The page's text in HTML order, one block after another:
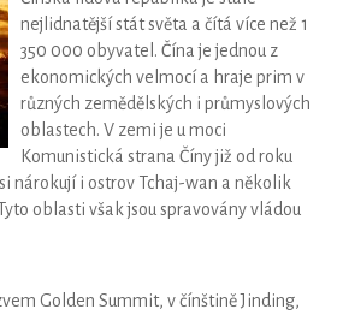
nejlidnatější stát světa a čítá více než 1
350 000 obyvatel. Čína je jednou z
ekonomických velmocí a hraje prim v
různých zemědělských i průmyslových
oblastech. V zemi je u moci
Komunistická strana Číny již od roku
nárokují i ostrov Tchaj-wan a několik
oblasti však jsou spravovány vládou
Golden Summit, v čínštině Jinding,